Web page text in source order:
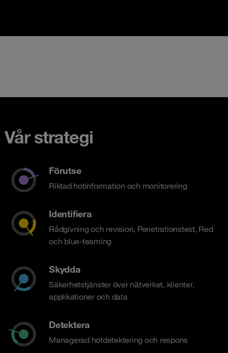
Vår strategi
Förutse
Riktad hotinformation och monitorering
Identifiera
Rådgivning och revision, Penetrationstest, Red
och blue-teaming
Skydda
Säkerhetstjänster över nätverket, klienter,
applikationer och data
Detektera
Managerad hotdetektering och respons